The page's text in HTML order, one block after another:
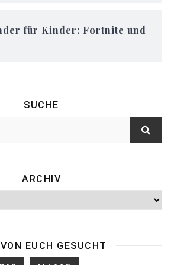
für Kinder: Fortnite und
SUCHE
ARCHIV
EUCH GESUCHT